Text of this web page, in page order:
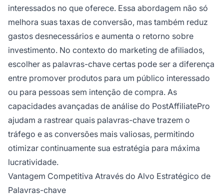
interessados no que oferece. Essa abordagem não só
melhora suas taxas de conversão, mas também reduz
gastos desnecessários e aumenta o retorno sobre
investimento. No contexto do marketing de afiliados,
escolher as palavras-chave certas pode ser a diferença
entre promover produtos para um público interessado
ou para pessoas sem intenção de compra. As
capacidades avançadas de análise do PostAffiliatePro
ajudam a rastrear quais palavras-chave trazem o
tráfego e as conversões mais valiosas, permitindo
otimizar continuamente sua estratégia para máxima
lucratividade.
Vantagem Competitiva Através do Alvo Estratégico de
Palavras-chave